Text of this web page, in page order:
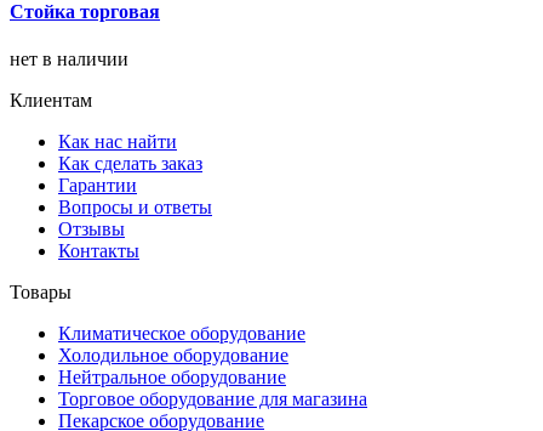
Стойка торговая
нет в наличии
Клиентам
Как нас найти
Как сделать заказ
Гарантии
Вопросы и ответы
Отзывы
Контакты
Товары
Климатическое оборудование
Холодильное оборудование
Нейтральное оборудование
Торговое оборудование для магазина
Пекарское оборудование